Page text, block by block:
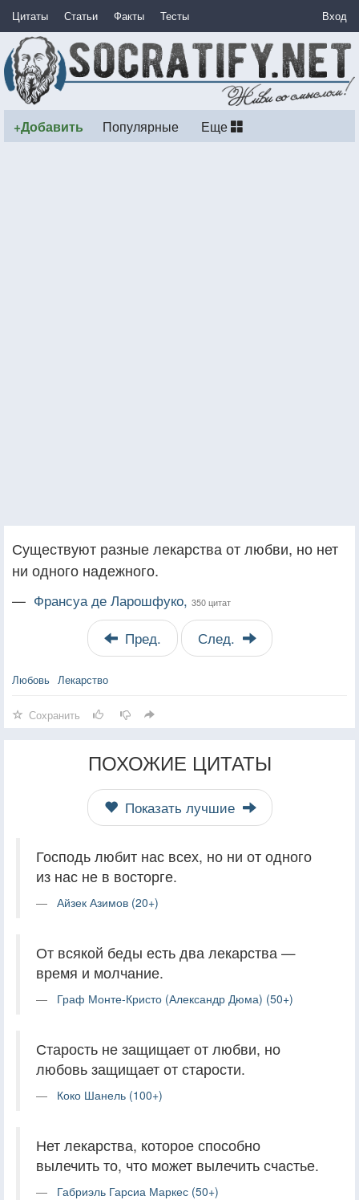
Цитаты Статьи Факты Тесты Вход
+Добавить Популярные Еще
Существуют разные лекарства от любви, но нет
ни одного надежного.
— Франсуа де Ларошфуко, 350 цитат
Пред. След.
Любовь Лекарство
Сохранить
ПОХОЖИЕ ЦИТАТЫ
Показать лучшие
Господь любит нас всех, но ни от одного
из нас не в восторге.
Айзек Азимов (20+)
От всякой беды есть два лекарства —
время и молчание.
Граф Монте-Кристо (Александр Дюма) (50+)
Старость не защищает от любви, но
любовь защищает от старости.
Коко Шанель (100+)
Нет лекарства, которое способно
вылечить то, что может вылечить счастье.
Габриэль Гарсиа Маркес (50+)